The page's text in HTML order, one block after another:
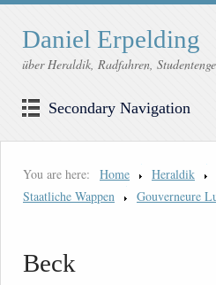
Daniel Erpelding
über Heraldik, Radfahren,
Secondary Navigation
You are here: Home Heraldik
Staatliche Wappen
Gouverneure
Beck